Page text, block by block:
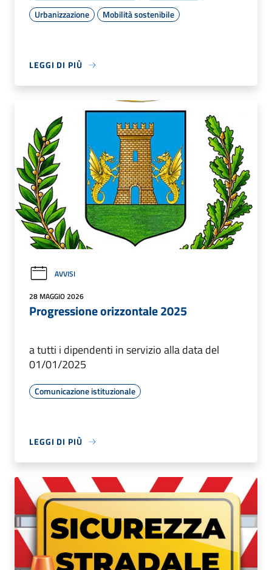
Urbanizzazione
Mobilità sostenibile
LEGGI DI PIÙ
AVVISI
28 MAGGIO 2026
Progressione orizzontale 2025
a tutti i dipendenti in servizio alla data del
01/01/2025
Comunicazione istituzionale
LEGGI DI PIÙ